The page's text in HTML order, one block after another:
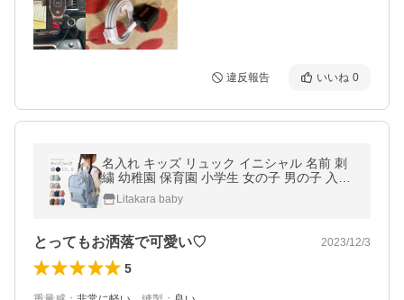
違反報告 いいね 0
名入れ キッズ リュック イニシャル 名前 刺
繍 幼稚園 保育園 小学生 女の子 男の子 入園
入学 低学年 リュックサック 子供 バッグ 大
容量 通学 撥水 14L emoka
Litakara baby
とってもお洒落で可愛い♡ 2023/12/3
5